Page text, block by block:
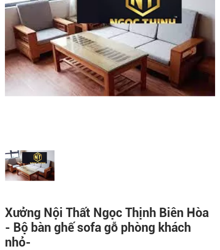
Xưởng Nội Thất Ngọc Thịnh Biên Hòa
- Bộ bàn ghế sofa gỗ phòng khách
nhỏ-